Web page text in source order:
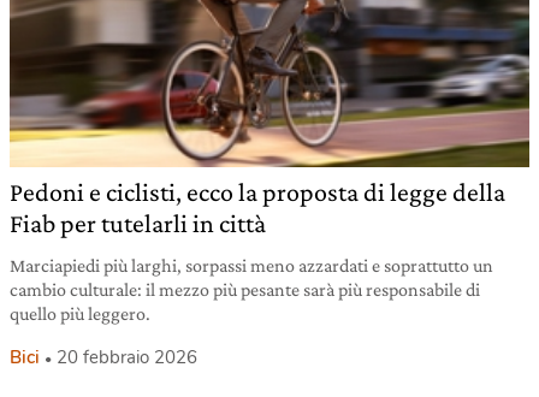
Pedoni e ciclisti, ecco la proposta di legge della
Fiab per tutelarli in città
Marciapiedi più larghi, sorpassi meno azzardati e soprattutto un
cambio culturale: il mezzo più pesante sarà più responsabile di
quello più leggero.
Bici 20 febbraio 2026